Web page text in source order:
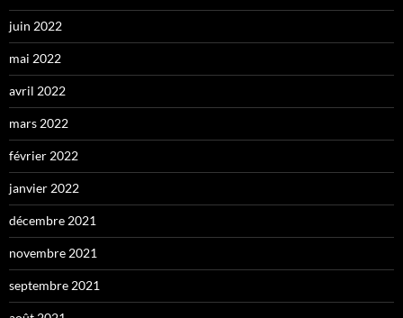
juin 2022
mai 2022
avril 2022
mars 2022
février 2022
janvier 2022
décembre 2021
novembre 2021
septembre 2021